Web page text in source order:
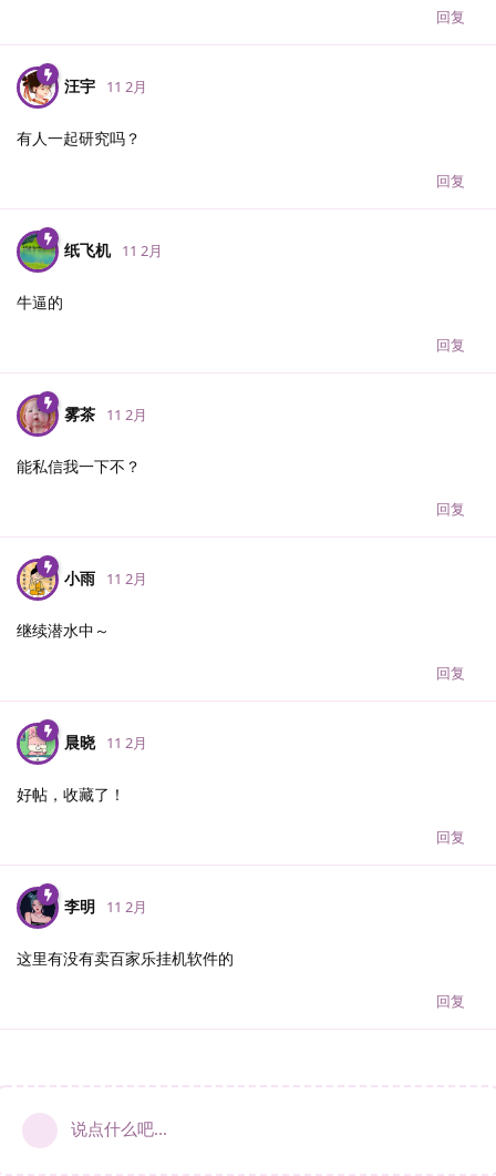
回复
汪宇 11 2月
有人一起研究吗？
回复
纸飞机 11 2月
牛逼的
回复
雾茶 11 2月
能私信我一下不？
回复
小雨 11 2月
继续潜水中～
回复
晨晓 11 2月
好帖，收藏了！
回复
李明 11 2月
这里有没有卖百家乐挂机软件的
回复
说点什么吧...